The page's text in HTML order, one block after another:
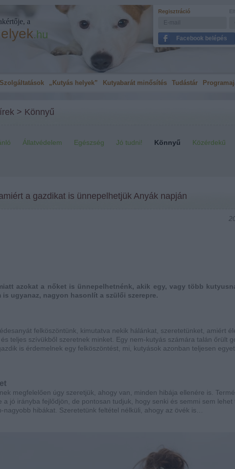
a
.hu
Regisztráció
Facebook belépés
Szolgáltatások „Kutyás helyek” Kutyabarát minősítés Tudástár
> Könnyű
Állatvédelem Egészség Jó tudni! Könnyű Közérdekű
a gazdikat is ünnepelhetjük Anyák napján
azokat a nőket is ünnepelhetnénk, akik egy, vagy több
is ugyanaz, nagyon hasonlít a szülői szerepre.
felköszöntünk, kimutatva nekik hálánkat, szeretetünket, amiért
teljes szívükből szeretnek minket. Egy nem-kutyás számára talán őrült
is érdemelnek egy felköszöntést, mi, kutyások azonban teljesen
megfelelően úgy szeretjük, ahogy van, minden hibája ellenére is.
a jó irányba fejlődjön, de pontosan tudjuk, hogy senki és semmi sem lehet
nagyobb hibákat. Szeretetünk feltétel nélküli, ahogy az övék is…